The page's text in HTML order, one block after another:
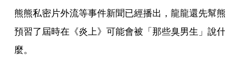
熊熊私密片外流等事件新聞已經播出，龍龍還先幫熊
預習了屆時在《炎上》可能會被「那些臭男生」說什
麼。